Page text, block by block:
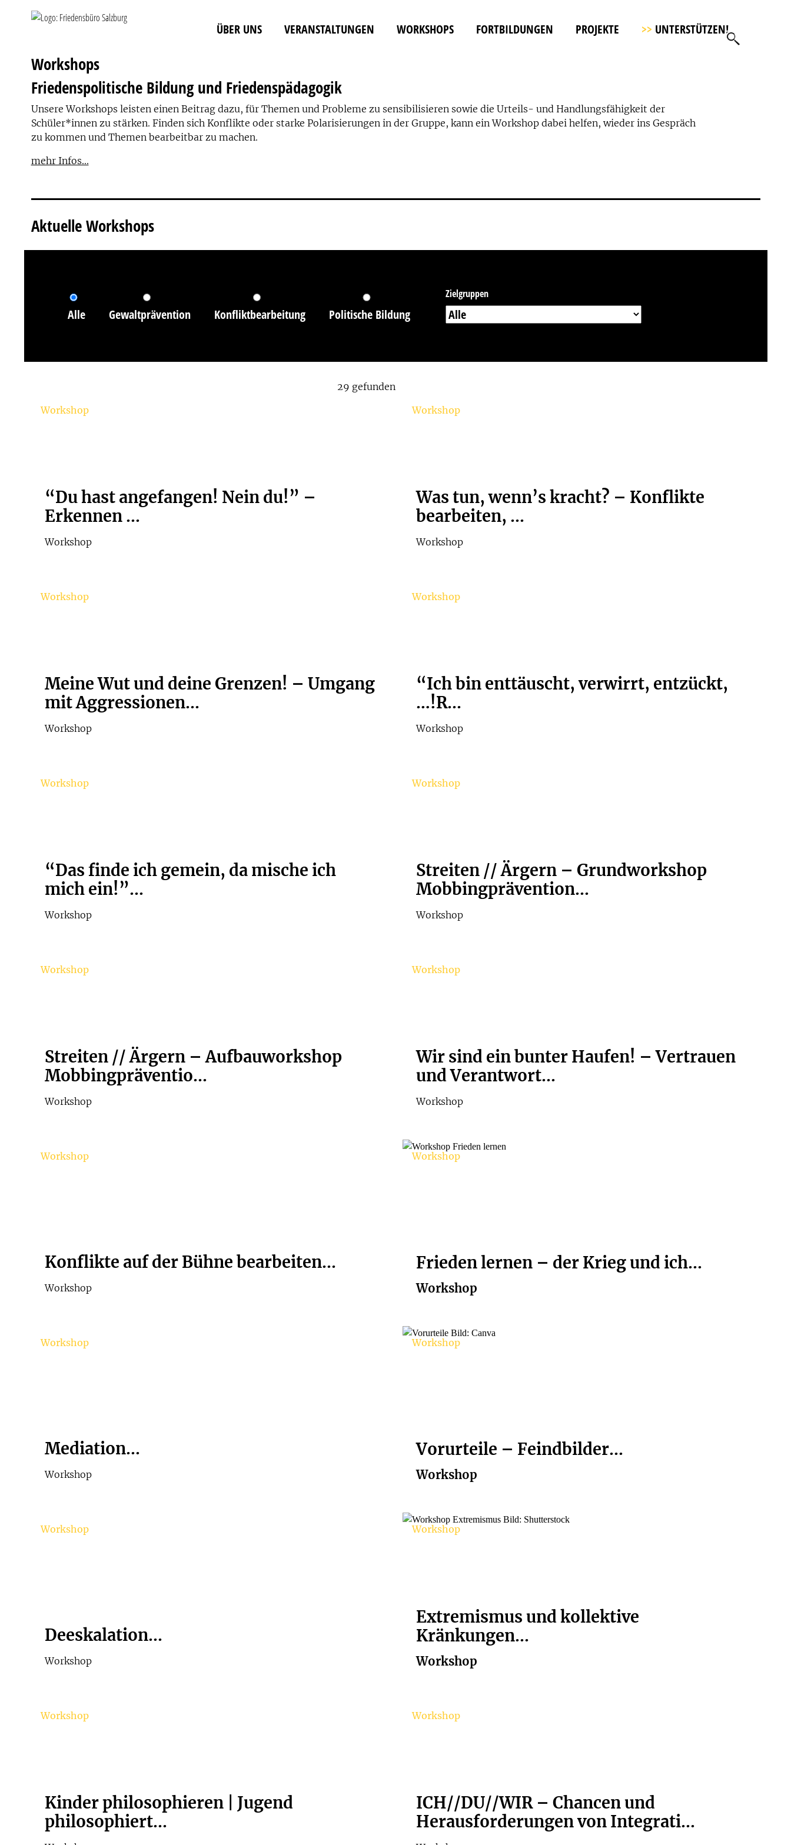
ÜBER UNS VERANSTALTUNGEN WORKSHOPS FORTBILDUNGEN PROJEKTE >> UNTERSTÜTZEN!
Workshops
Friedenspolitische Bildung und Friedenspädagogik
Unsere Workshops leisten einen Beitrag dazu, für Themen und Probleme zu sensibilisieren sowie die Urteils- und Handlungsfähigkeit der
Schüler*innen zu stärken. Finden sich Konflikte oder starke Polarisierungen in der Gruppe, kann ein Workshop dabei helfen, wieder ins Gespräch
zu kommen und Themen bearbeitbar zu machen.
Aktuelle Workshops
Alle Gewaltprävention Konfliktbearbeitung Politische Bildung
Zielgruppen
29 gefunden
Workshop
“Du hast angefangen! Nein du!” –
Erkennen ...
Workshop
Workshop
Was tun, wenn’s kracht? – Konflikte
bearbeiten, ...
Workshop
Workshop
Meine Wut und deine Grenzen! – Umgang
mit Aggressionen...
Workshop
Workshop
“Ich bin enttäuscht, verwirrt, entzückt,
…!R...
Workshop
Workshop
“Das finde ich gemein, da mische ich
mich ein!”...
Workshop
Workshop
Streiten // Ärgern – Grundworkshop
Mobbingprävention...
Workshop
Workshop
Streiten // Ärgern – Aufbauworkshop
Mobbingpräventio...
Workshop
Workshop
Wir sind ein bunter Haufen! – Vertrauen
und Verantwort...
Workshop
Workshop
Konflikte auf der Bühne bearbeiten...
Workshop
Workshop
Frieden lernen – der Krieg und ich...
Workshop
Workshop
Mediation...
Workshop
Workshop
Vorurteile – Feindbilder...
Workshop
Workshop
Deeskalation...
Workshop
Workshop
Extremismus und kollektive
Kränkungen...
Workshop
Workshop
Kinder philosophieren | Jugend
philosophiert...
Workshop
ICH//DU//WIR – Chancen und
Herausforderungen von Integrati...